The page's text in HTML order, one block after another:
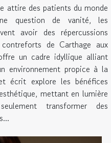
attire des patients du monde
question de vanité, les
avoir des répercussions
de Carthage aux
un cadre idyllique alliant
environnement propice à la
écrit explore les bénéfices
mettant en lumière
transformer des